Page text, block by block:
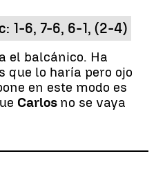
1-6, 7-6, 6-1, (2-4)
el balcánico. Ha
que lo haría pero ojo
en este modo es
Carlos no se vaya